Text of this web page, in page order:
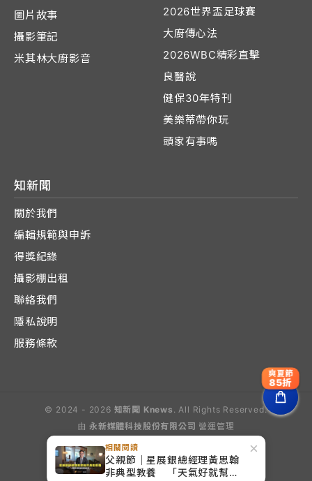
×
相關閱讀
父親節｜星展銀總經理黃思翰
非典型教養 「天氣好就幫兒
圖片故事
攝影筆記
米其林大廚影音
2026世界盃足球賽
大廚傳心法
2026WBC精彩直擊
良醫說
健保30年特刊
美樂蒂帶你玩
頭家有事嗎
知新聞
關於我們
編輯規範與申訴
得獎紀錄
攝影棚出租
聯絡我們
隱私說明
服務條款
© 2024 - 2026 知新聞 Knews . All Rights Reserved.
由 永新媒體科技股份有限公司 營運管理
爽夏節
85折